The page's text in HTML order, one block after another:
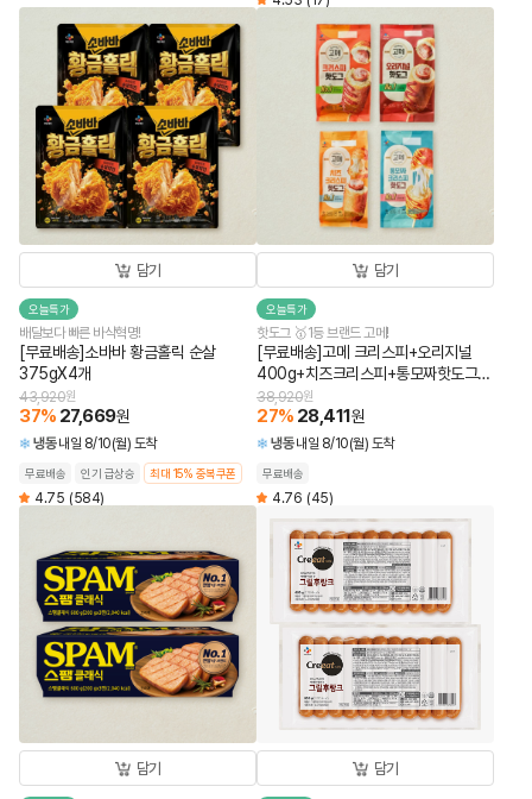
담기
오늘특가
배달보다 빠른 바삭혁명!
[무료배송]소바바 황금홀릭 순살
375gX4개
43,920원
37% 27,669원
냉동 내일 8/10(월) 도착
무료배송 인기 급상승 최대 15% 중복쿠폰
4.75 (584)
담기
오늘특가
핫도그 🥇1등 브랜드 고메!
[무료배송]고메 크리스피+오리지널
400g+치즈크리스피+통모짜핫도그
340g (총 4개)
38,920원
27% 28,411원
냉동 내일 8/10(월) 도착
무료배송
4.76 (45)
담기 담기